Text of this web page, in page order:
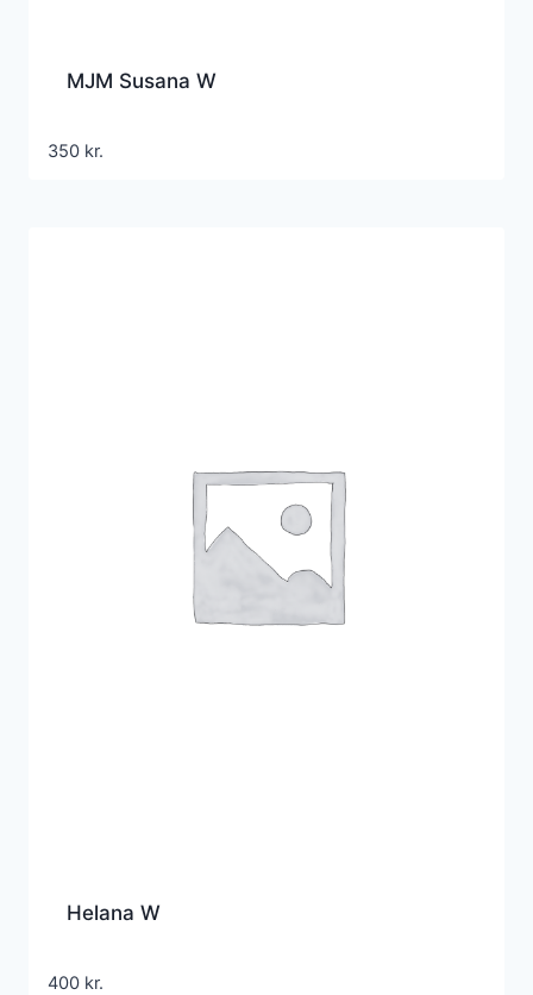
MJM Susana W
350 kr.
Helana W
400 kr.